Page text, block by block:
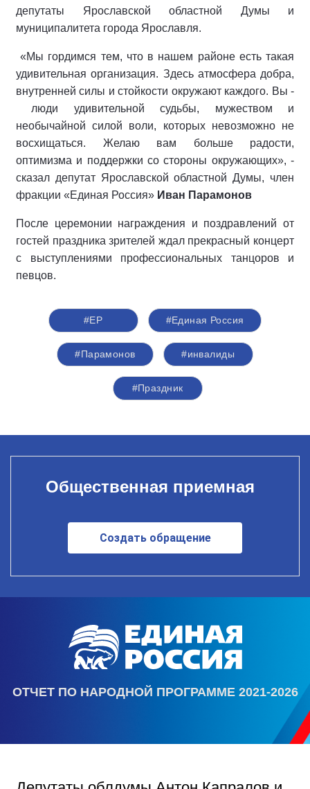
депутаты Ярославской областной Думы и
муниципалитета города Ярославля.
«Мы гордимся тем, что в нашем районе есть такая
удивительная организация. Здесь атмосфера добра,
внутренней силы и стойкости окружают каждого. Вы -
люди удивительной судьбы, мужеством и
необычайной силой воли, которых невозможно не
восхищаться. Желаю вам больше радости,
оптимизма и поддержки со стороны окружающих», -
сказал депутат Ярославской областной Думы, член
фракции «Единая Россия» Иван Парамонов
После церемонии награждения и поздравлений от
гостей праздника зрителей ждал прекрасный концерт
с выступлениями профессиональных танцоров и
певцов.
#ЕР #Единая Россия
#Парамонов #инвалиды
#Праздник
Общественная приемная
Создать обращение
ОТЧЕТ ПО НАРОДНОЙ ПРОГРАММЕ 2021-2026